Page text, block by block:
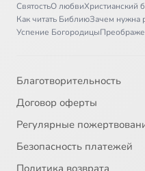
СвятостьО любвиХристианский
Как читать БиблиюЗачем нужна
Успение Богородицы
Благотворительность
Договор оферты
Регулярные
Безопасность платежей